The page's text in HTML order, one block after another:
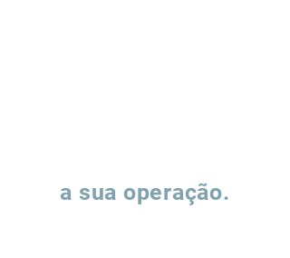
a sua operação.